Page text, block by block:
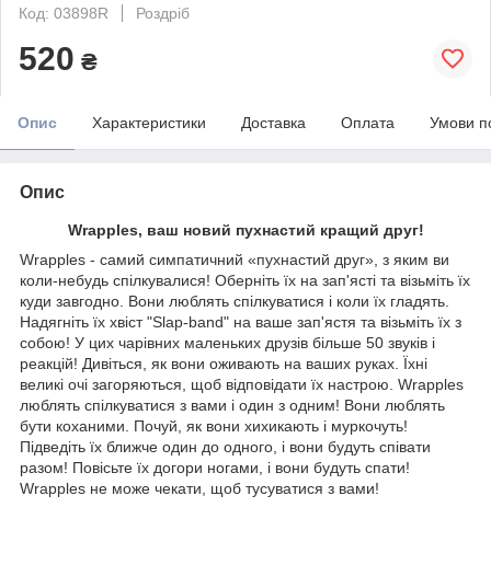
Код: 03898R
Роздріб
520 ₴
Опис Характеристики Доставка Оплата Умови
Опис
Wrapples, ваш новий пухнастий кращий друг!
Wrapples - самий симпатичний «пухнастий друг», з яким ви
коли-небудь спілкувалися! Оберніть їх на зап'ясті та візьміть їх
куди завгодно. Вони люблять спілкуватися і коли їх гладять.
Надягніть їх хвіст "Slap-band" на ваше зап'ястя та візьміть їх з
собою! У цих чарівних маленьких друзів більше 50 звуків і
реакцій! Дивіться, як вони оживають на ваших руках. Їхні
великі очі загоряються, щоб відповідати їх настрою. Wrapples
люблять спілкуватися з вами і один з одним! Вони люблять
бути коханими. Почуй, як вони хихикають і муркочуть!
Підведіть їх ближче один до одного, і вони будуть співати
разом! Повісьте їх догори ногами, і вони будуть спати!
Wrapples не може чекати, щоб тусуватися з вами!